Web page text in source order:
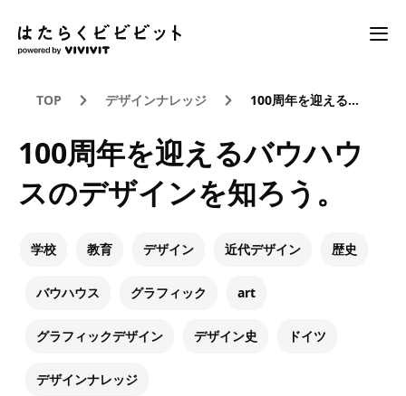
TOP デザインナレッジ 100周年を迎えるバウハウスのデザインを知ろう。
100周年を迎えるバウハウ
スのデザインを知ろう。
学校 教育 デザイン 近代デザイン 歴史
バウハウス グラフィック art
グラフィックデザイン デザイン史 ドイツ
デザインナレッジ